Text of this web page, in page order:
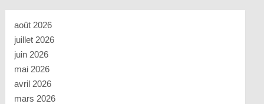
août 2026
juillet 2026
juin 2026
mai 2026
avril 2026
mars 2026